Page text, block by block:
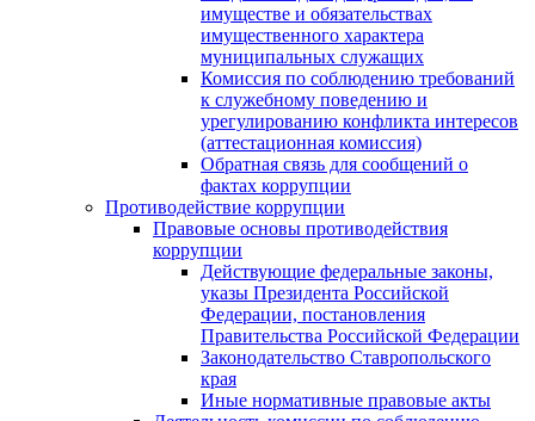
имуществе и обязательствах
имущественного характера
муниципальных служащих
Комиссия по соблюдению требований
к служебному поведению и
урегулированию конфликта интересов
(аттестационная комиссия)
Обратная связь для сообщений о
фактах коррупции
Противодействие коррупции
Правовые основы противодействия
коррупции
Действующие федеральные законы,
указы Президента Российской
Федерации, постановления
Правительства Российской Федерации
Законодательство Ставропольского
края
Иные нормативные правовые акты